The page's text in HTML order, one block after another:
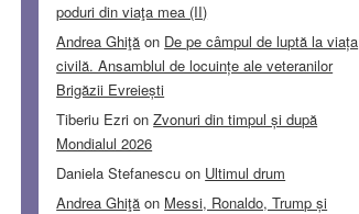
poduri din viaţa mea (II)
Andrea Ghiţă on De pe câmpul de luptă la viața
civilă. Ansamblul de locuințe ale veteranilor
Brigăzii Evreiești
Tiberiu Ezri onZvonuri din timpul și după
Mondialul 2026
Daniela Stefanescu on Ultimul drum
Andrea Ghiţă on Messi, Ronaldo, Trump și